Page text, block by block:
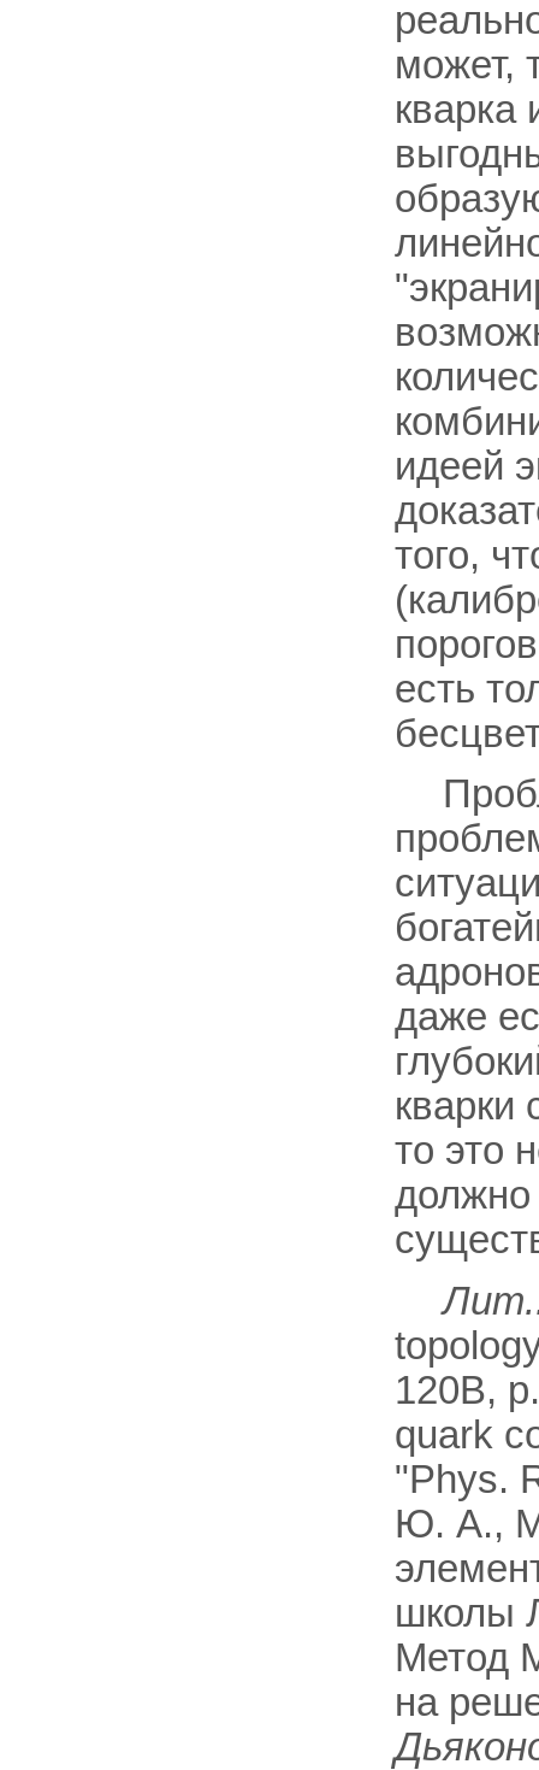
может,
кварка
идеей
того,
есть
даже
кварки
то это
должно
120B,
quark
"Phys.
Ю. А.,
школы
Метод
на